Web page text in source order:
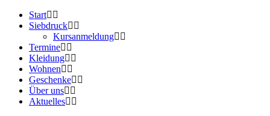
Start
Siebdruck
Kursanmeldung
Termine
Kleidung
Wohnen
Geschenke
Über uns
Aktuelles